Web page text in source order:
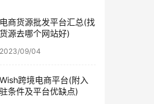
电商货源批发平台汇总(找
货源去哪个网站好)
2023/09/04
Wish跨境电商平台(附入
驻条件及平台优缺点)